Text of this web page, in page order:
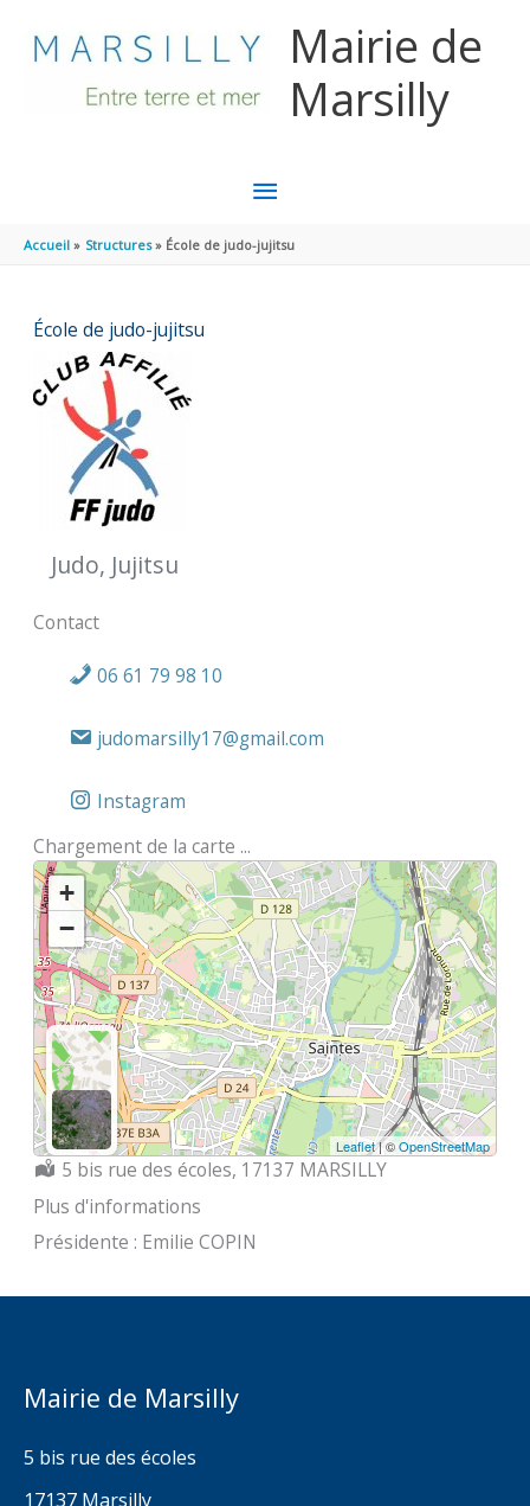
Mairie de
Marsilly
MENU
PRINCIPAL
Accueil Structures École de judo-jujitsu
École de judo-jujitsu
Judo, Jujitsu
Contact
06 61 79 98 10
judomarsilly17@gmail.com
Instagram
Chargement de la carte ...
+
−
Leaflet| ©OpenStreetMap
Localisation :
5 bis rue des écoles, 17137 MARSILLY
Plus d'informations
Présidente : Emilie COPIN
Mairie de Marsilly
5 bis rue des écoles
17137 Marsilly